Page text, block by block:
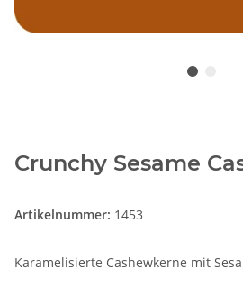
Crunchy Sesame
Artikelnummer: 1453
Karamelisierte Cashewkerne mit